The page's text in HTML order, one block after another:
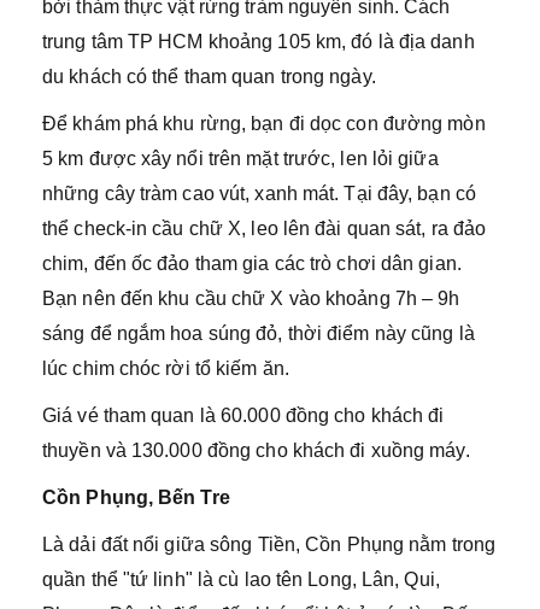
bởi thảm thực vật rừng tràm nguyên sinh. Cách
trung tâm TP HCM khoảng 105 km, đó là địa danh
du khách có thể tham quan trong ngày.
Để khám phá khu rừng, bạn đi dọc con đường mòn
5 km được xây nổi trên mặt trước, len lỏi giữa
những cây tràm cao vút, xanh mát. Tại đây, bạn có
thể check-in cầu chữ X, leo lên đài quan sát, ra đảo
chim, đến ốc đảo tham gia các trò chơi dân gian.
Bạn nên đến khu cầu chữ X vào khoảng 7h – 9h
sáng để ngắm hoa súng đỏ, thời điểm này cũng là
lúc chim chóc rời tổ kiếm ăn.
Giá vé tham quan là 60.000 đồng cho khách đi
thuyền và 130.000 đồng cho khách đi xuồng máy.
Cồn Phụng, Bến Tre
Là dải đất nổi giữa sông Tiền, Cồn Phụng nằm trong
quần thể "tứ linh" là cù lao tên Long, Lân, Qui,